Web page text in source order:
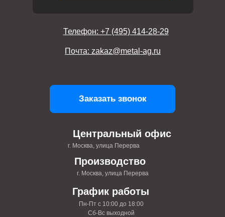
Центральный офис
г. Москва, улица Перерва
График работы
Пн-Пт с 10:00 до 18:00
Сб-Вс выходной
Производство
г. Москва, улица Перерва
Телефон: +7 (495) 414-28-29
Почта: zakaz@metal-ag.ru
Заказать звонок